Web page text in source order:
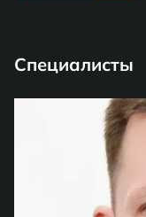
Специалисты